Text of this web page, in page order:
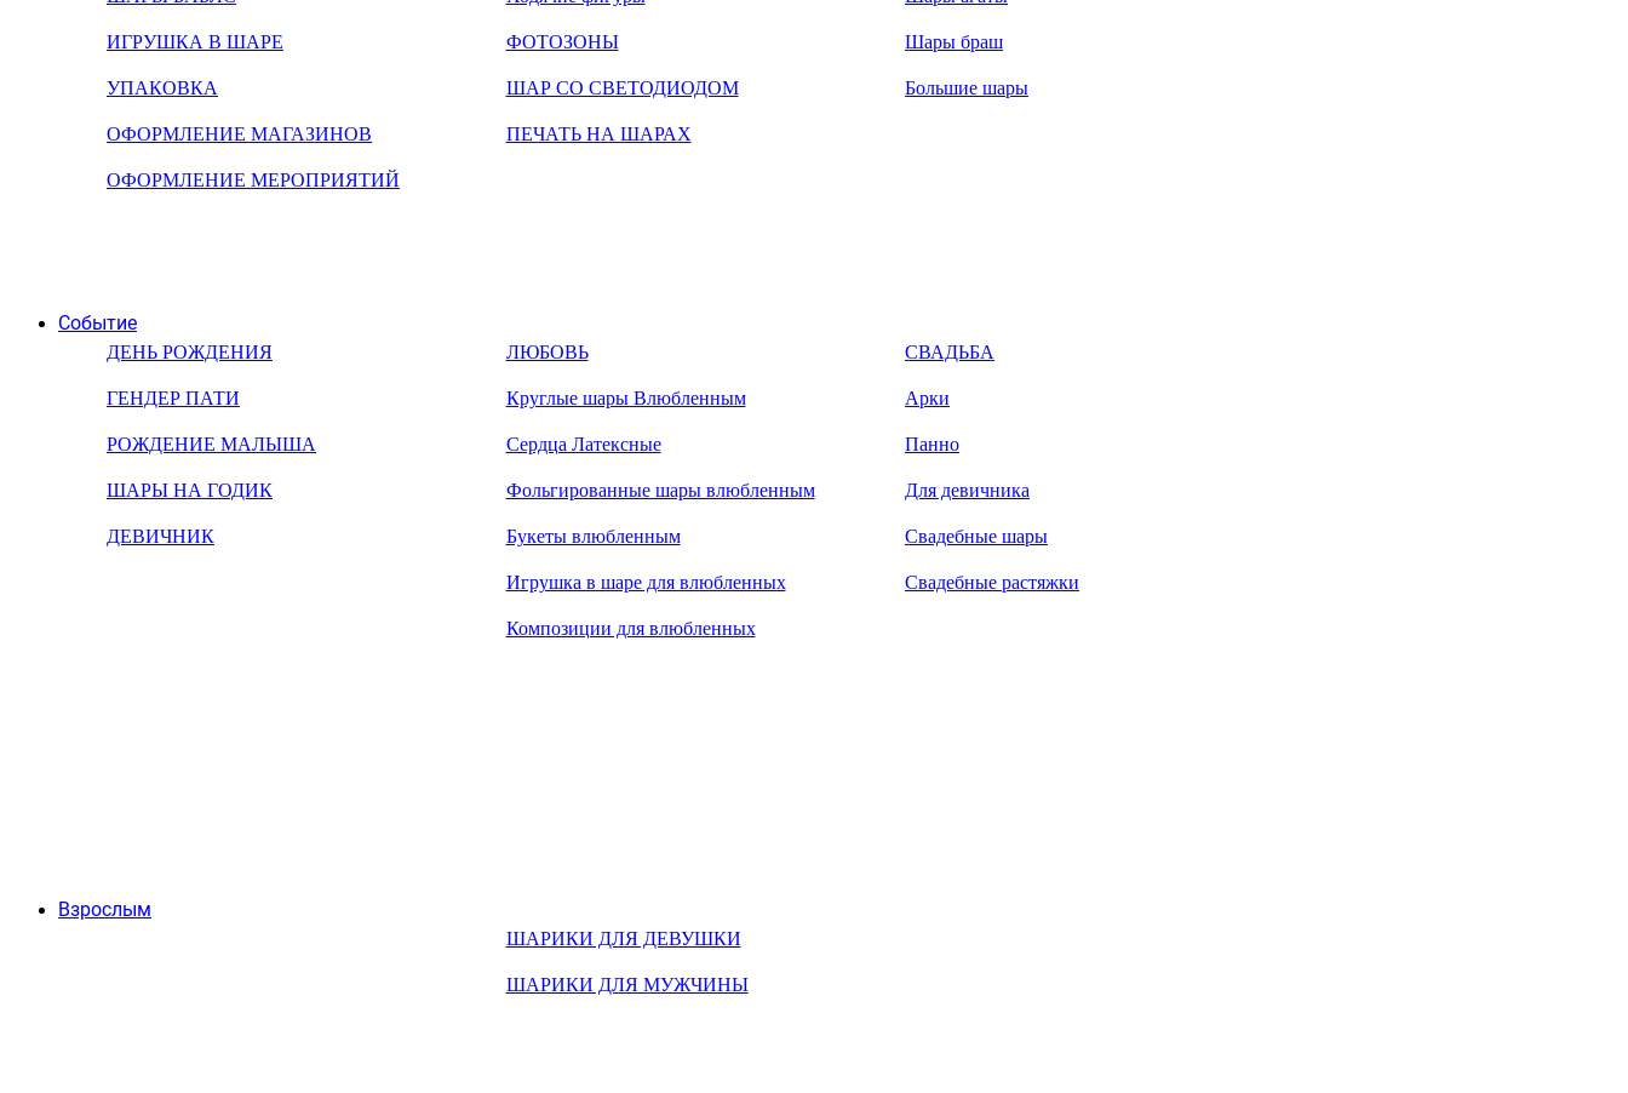
ИГРУШКА В ШАРЕ
УПАКОВКА
ОФОРМЛЕНИЕ МАГАЗИНОВ
ОФОРМЛЕНИЕ МЕРОПРИЯТИЙ
ФОТОЗОНЫ
ШАР СО СВЕТОДИОДОМ
ПЕЧАТЬ НА ШАРАХ
Шары браш
Большие шары
Событие
ДЕНЬ РОЖДЕНИЯ
ГЕНДЕР ПАТИ
РОЖДЕНИЕ МАЛЫША
ШАРЫ НА ГОДИК
ДЕВИЧНИК
ЛЮБОВЬ
Круглые шары Влюбленным
Сердца Латексные
Фольгированные шары влюбленным
Букеты влюбленным
Игрушка в шаре для влюбленных
Композиции для влюбленных
СВАДЬБА
Арки
Панно
Для девичника
Свадебные шары
Свадебные растяжки
Взрослым
ШАРИКИ ДЛЯ ДЕВУШКИ
ШАРИКИ ДЛЯ МУЖЧИНЫ